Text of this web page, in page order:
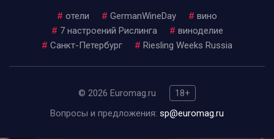
# отели # GermanWineDay # вино
# 7 настроений Рислинга # виноделие
# Санкт-Петербург # Riesling Weeks Russia
© 2026 Euromag.ru
18+
Вопросы и предложения: sp@euromag.ru